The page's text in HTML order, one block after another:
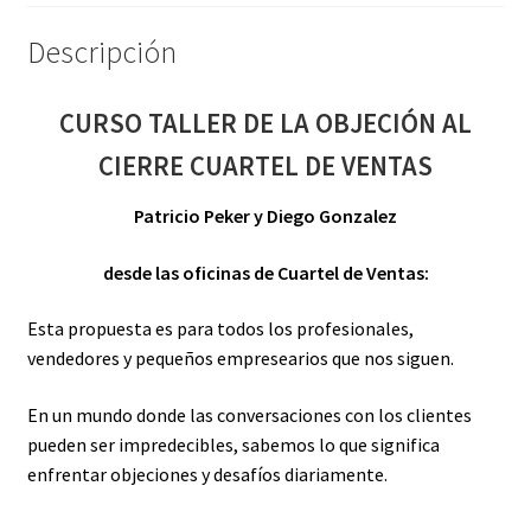
Descripción
CURSO TALLER DE LA OBJECIÓN AL
CIERRE CUARTEL DE VENTAS
Patricio Peker y Diego Gonzalez
desde las oficinas de Cuartel de Ventas:
Esta propuesta es para todos los profesionales,
vendedores y pequeños empresearios que nos siguen.
En un mundo donde las conversaciones con los clientes
pueden ser impredecibles, sabemos lo que significa
enfrentar objeciones y desafíos diariamente.